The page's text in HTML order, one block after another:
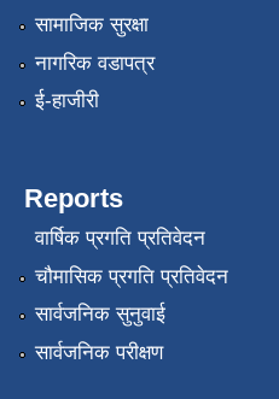
सामाजिक सुरक्षा
नागरिक वडापत्र
ई-हाजीरी
Reports
वार्षिक प्रगति प्रतिवेदन
चौमासिक प्रगति प्रतिवेदन
सार्वजनिक सुनुवाई
सार्वजनिक परीक्षण